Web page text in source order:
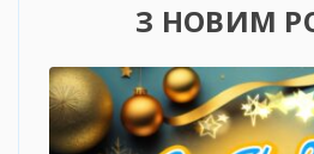
З НОВИМ